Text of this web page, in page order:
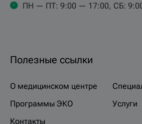
ПН — ПТ: 9:00 — 17:00, СБ:
Полезные ссылки
О медицинском центре
Программы ЭКО
Услуги
Контакты